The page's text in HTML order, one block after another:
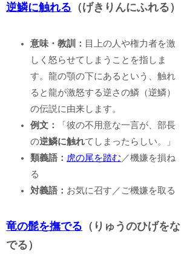
逆鱗に触れる （げきりんにふれる）
意味・教訓： 目上の人や権力者を激
しく怒らせてしまうことを指しま
す。龍の顎の下にあるという、触れ
ると龍が激怒する逆さの鱗（逆鱗）
の伝説に由来します。
例文：
「彼の不用意な一言が、部長
の逆鱗に触れてしまったらしい。」
類義語： 虎の尾を踏む ／機嫌を損ね
る
対義語： お気に召す／ご機嫌を取る
竜の髭を撫でる （りゅうのひげをな
でる）